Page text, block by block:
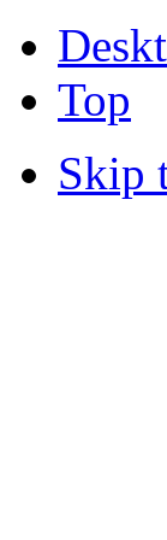
Top
Skip